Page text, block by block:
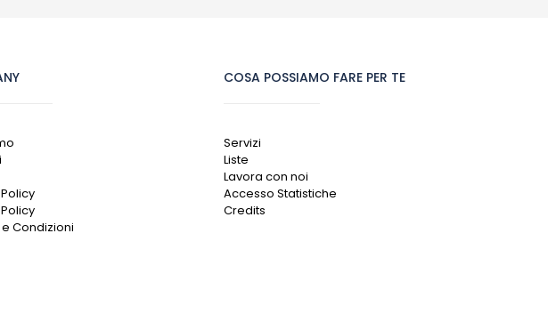
Condizioni
COSA POSSIAMO FARE PER TE
Servizi
Liste
Lavora con noi
Accesso Statistiche
Credits